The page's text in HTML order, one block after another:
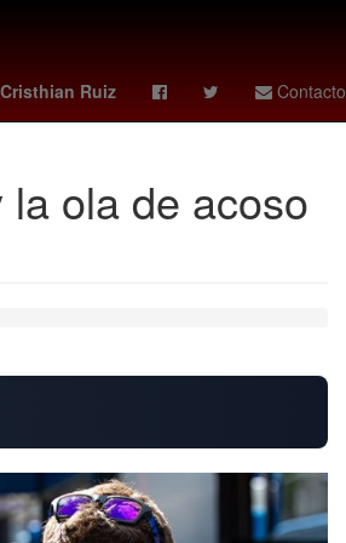
Cristhian Ruiz Contacto
liga bbva Grettell Valdez
ola de acoso